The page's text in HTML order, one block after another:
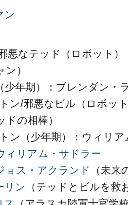
ン
悪なテッド（ロボット）
）
少年期）：ブレンダン・
ン/邪悪なビル（ロボット
の相棒）
ン（少年期）：ウィリア
ィリアム・サドラー
ョス・アクランド
（未来
リン
（テッドとビルを救